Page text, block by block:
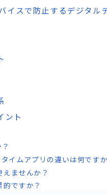
スで防止するデジタル
ント
イムアプリの違いは何ですか
えませんか？
ですか？